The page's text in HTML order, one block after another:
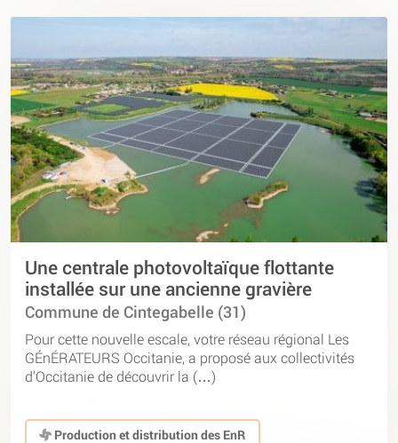
Une centrale photovoltaïque flottante
installée sur une ancienne gravière
Commune de Cintegabelle (31)
Pour cette nouvelle escale, votre réseau régional Les
GÉnÉRATEURS Occitanie, a proposé aux collectivités
d’Occitanie de découvrir la (…)
Production et distribution des EnR